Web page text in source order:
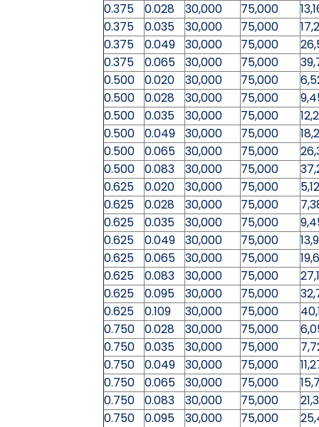
0.375
0.028 30,000 75,000
0.375
0.035 30,000 75,000
0.375
0.049 30,000 75,000
0.375
0.065 30,000 75,000
0.500
0.020 30,000 75,000
0.500
0.028 30,000 75,000
0.500
0.035 30,000 75,000
0.500
0.049 30,000 75,000
0.500
0.065 30,000 75,000
0.500
0.083 30,000 75,000
0.625
0.020 30,000 75,000
0.625
0.028 30,000 75,000
0.625
0.035 30,000 75,000
0.625
0.049 30,000 75,000
0.625
0.065 30,000 75,000
0.625
0.083 30,000 75,000
0.625
0.095 30,000 75,000
0.625
0.109 30,000 75,000
0.750
0.028 30,000 75,000
0.750
0.035 30,000 75,000
0.750
0.049 30,000 75,000
0.750
0.065 30,000 75,000
0.750
0.083 30,000 75,000
0.750
0.095 30,000 75,000